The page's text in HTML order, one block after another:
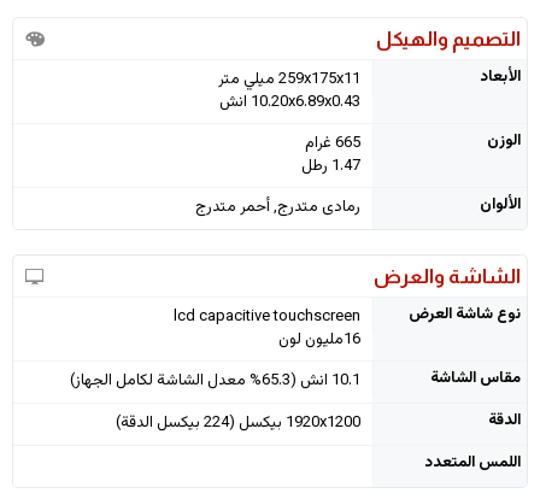
التصميم والهيكل
الأبعاد
259x175x11 ميلي متر
10.20x6.89x0.43 انش
الوزن
665 غرام
1.47 رطل
الألوان
رمادى متدرج, أحمر متدرج
الشاشة والعرض
نوع شاشة العرض
lcd capacitive touchscreen
16مليون لون
مقاس الشاشة
10.1 انش (65.3% معدل الشاشة لكامل الجهاز)
الدقة
1920x1200 بيكسل (224 بيكسل الدقة)
اللمس المتعدد